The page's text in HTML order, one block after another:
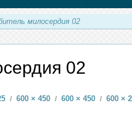
милосердия 02
02
/ 600 × 450 / 600 × 450 / 600 ×